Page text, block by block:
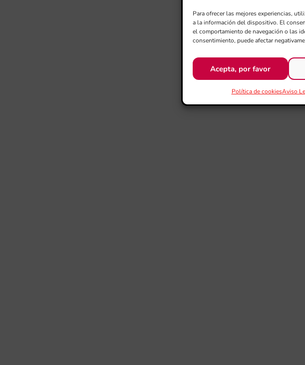
Para ofrecer las mejores experiencias,
a la información del dispositivo. El
el comportamiento de navegación o las
consentimiento, puede afectar
Acepta, por favor
Política de cookiesAviso